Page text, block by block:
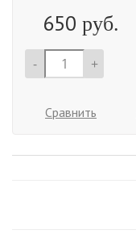
650 руб.
- +
Сравнить